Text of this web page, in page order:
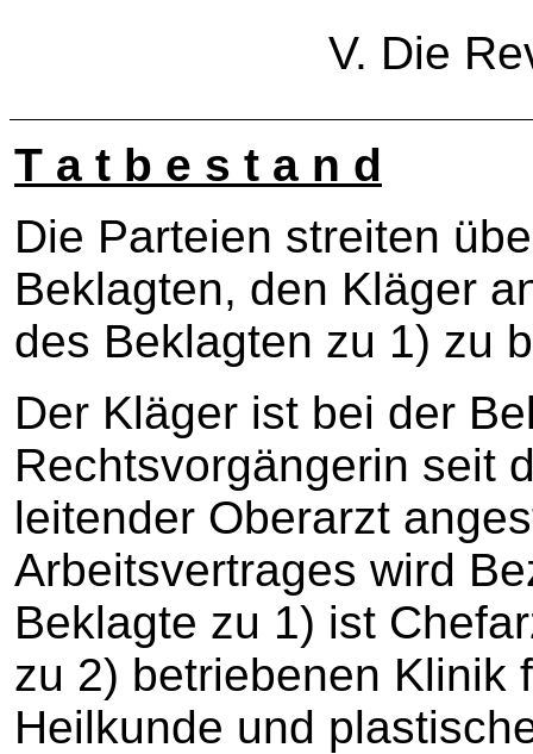
V. Die
T a t b e s t a n d
Die Parteien streiten
Beklagten, den Kläger
des Beklagten zu 1) zu
Der Kläger ist bei der
Rechtsvorgängerin seit
leitender Oberarzt
Arbeitsvertrages wird
Beklagte zu 1) ist
zu 2) betriebenen Klinik
Heilkunde und